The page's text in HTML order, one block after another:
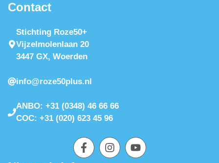
Contact
Stichting Roze50+
Vijzelmolenlaan 20
3447 GX, Woerden
info@roze50plus.nl
ANBO: +31 (0348) 46 66 66
COC: +31 (020) 623 45 96